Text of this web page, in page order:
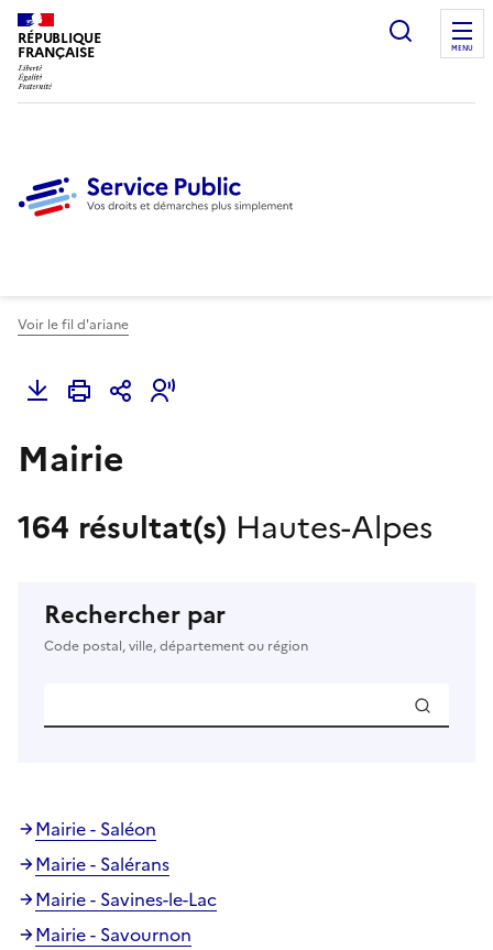
RÉPUBLIQUE
FRANÇAISE
Ouvrir
MENU
Voir le fil d'ariane
Mairie
164 résultat(s) Hautes-Alpes
Rechercher par
Code postal, ville, département ou région
Mairie - Saléon
Mairie - Salérans
Mairie - Savines-le-Lac
Mairie - Savournon